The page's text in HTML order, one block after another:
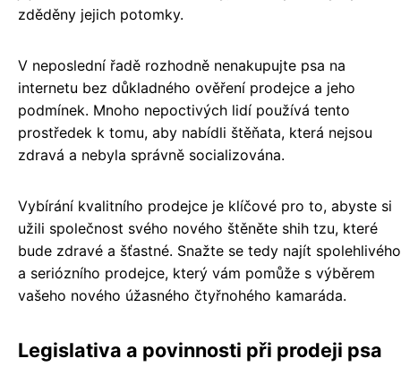
zděděny jejich potomky.
V neposlední řadě rozhodně nenakupujte psa na
internetu bez důkladného ověření prodejce a jeho
podmínek. Mnoho nepoctivých lidí používá tento
prostředek k tomu, aby nabídli štěňata, která nejsou
zdravá a nebyla správně socializována.
Vybírání kvalitního prodejce je klíčové pro to, abyste si
užili společnost svého nového štěněte shih tzu, které
bude zdravé a šťastné. Snažte se tedy najít spolehlivého
a seriózního prodejce, který vám pomůže s výběrem
vašeho nového úžasného čtyřnohého kamaráda.
Legislativa a povinnosti při prodeji psa